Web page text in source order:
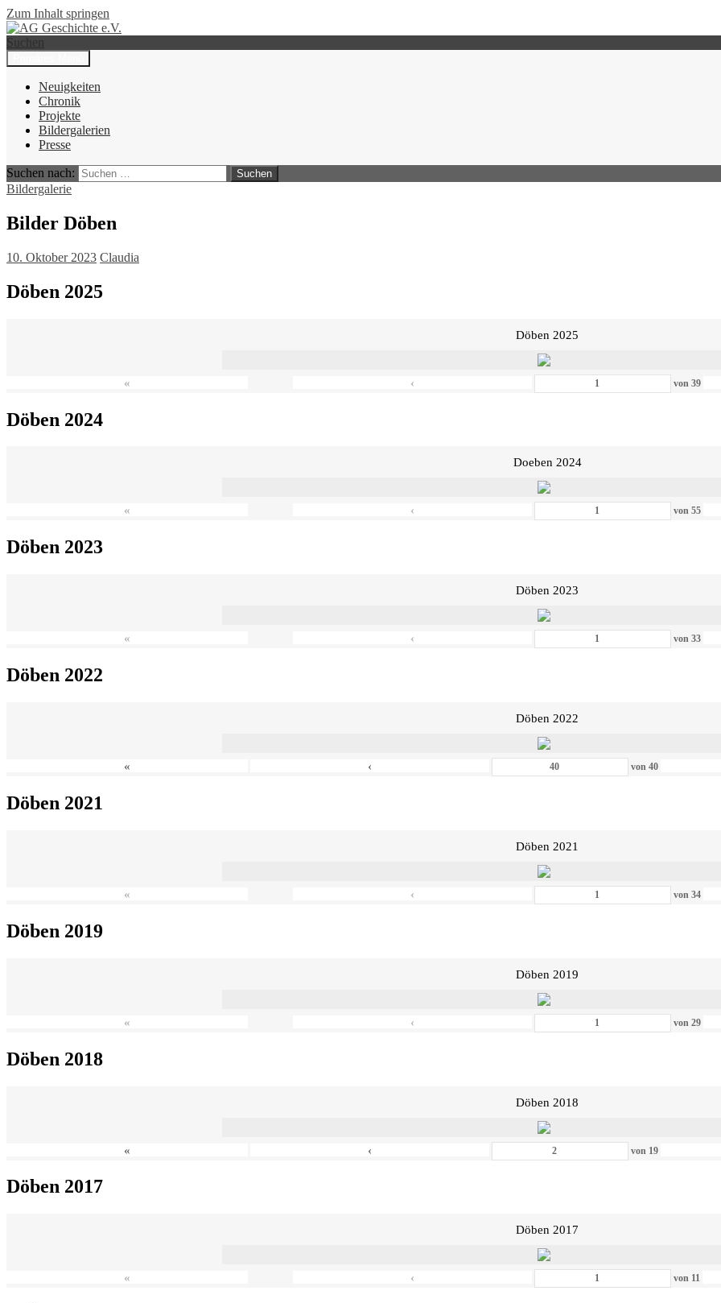
Zum Inhalt springen
AG Geschichte e.V.
Suchen
Neuigkeiten
Chronik
Projekte
Bildergalerien
Presse
Suchen nach:
Bildergalerie
Bilder Döben
10. Oktober 2023 Claudia
Döben 2025
Döben 2025
« ‹ von39
Döben 2024
Doeben 2024
« ‹ von55
Döben 2023
Döben 2023
« ‹ von33
Döben 2022
Döben 2022
« ‹ von40
Döben 2021
Döben 2021
« ‹ von34
Döben 2019
Döben 2019
« ‹ von29
Döben 2018
Döben 2018
« ‹ von 19
Döben 2017
Döben 2017
« ‹ von 11